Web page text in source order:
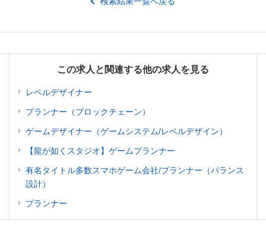
この求人と関連する他の求人を見る
レベルデザイナー
プランナー（ブロックチェーン）
ゲームデザイナー（ゲームシステム/レベルデザイン）
【龍が如くスタジオ】ゲームプランナー
有名タイトル多数スマホゲーム会社/プランナー（バランス
設計）
プランナー